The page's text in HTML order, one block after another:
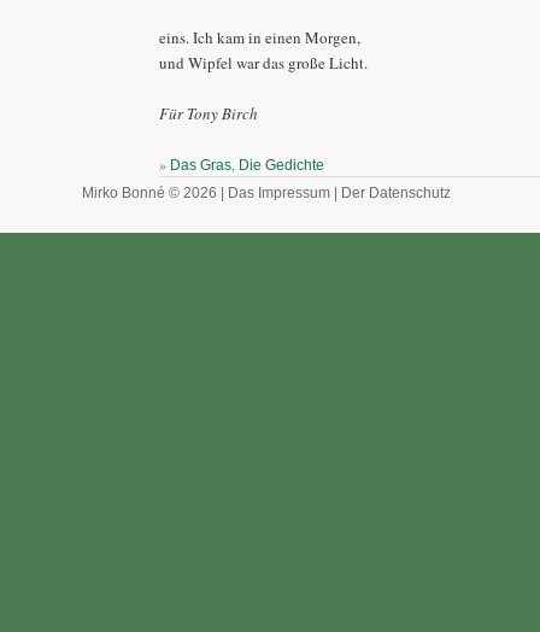
eins. Ich kam in einen Morgen,
und Wipfel war das große Licht.
Für Tony Birch
» Das Gras Die Gedichte
Mirko Bonné © 2026 | Das Impressum | Der Datenschutz